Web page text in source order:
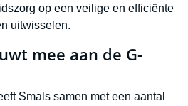
op een veilige en efficiënte
uitwisselen.
mee aan de G-
Smals samen met een aantal